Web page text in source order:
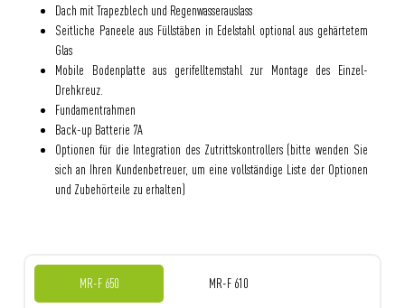
Dach mit Trapezblech und Regenwasserauslass
Seitliche Paneele aus Füllstäben in Edelstahl optional aus gehärtetem
Glas
Mobile Bodenplatte aus gerifelltemstahl zur Montage des Einzel-
Drehkreuz.
Fundamentrahmen
Back-up Batterie 7A
Optionen für die Integration des Zutrittskontrollers (bitte wenden Sie
sich an Ihren Kundenbetreuer, um eine vollständige Liste der Optionen
und Zubehörteile zu erhalten)
MR-F 650 MR-F 610